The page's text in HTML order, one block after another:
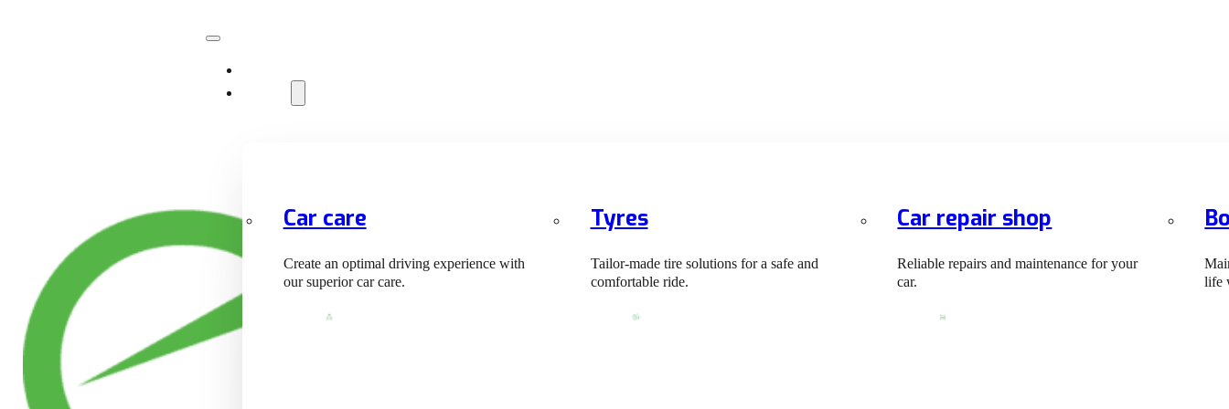
Car care
Create an optimal driving experience with
our superior car care.
Tyres
Tailor-made tire solutions for a safe and
comfortable ride.
Car repair shop
Reliable repairs and maintenance for your
car.
life